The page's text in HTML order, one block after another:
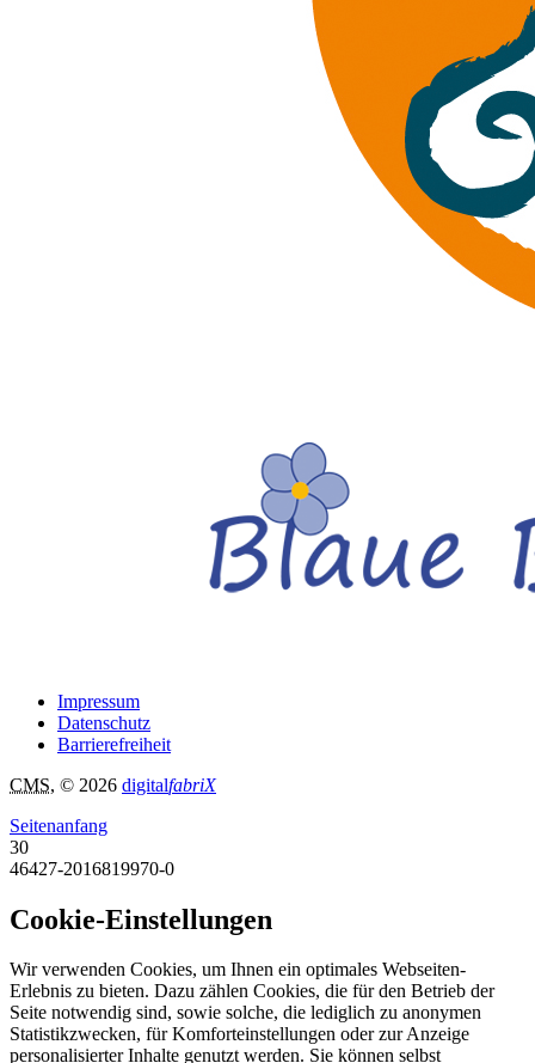
Impressum
Datenschutz
Barrierefreiheit
CMS, © 2026 digitalfabriX
Seitenanfang
30
46427-2016819970-0
Cookie-Einstellungen
Wir verwenden Cookies, um Ihnen ein optimales Webseiten-
Erlebnis zu bieten. Dazu zählen Cookies, die für den Betrieb der
Seite notwendig sind, sowie solche, die lediglich zu anonymen
Statistikzwecken, für Komforteinstellungen oder zur Anzeige
personalisierter Inhalte genutzt werden. Sie können selbst